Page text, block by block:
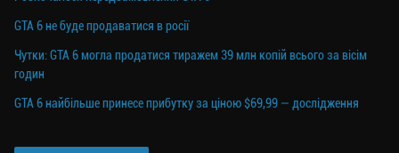
GTA 6 не буде продаватися в росії
Чутки: GTA 6 могла продатися тиражем 39 млн копій всього за вісім
годин
GTA 6 найбільше принесе прибутку за ціною $69,99 — дослідження